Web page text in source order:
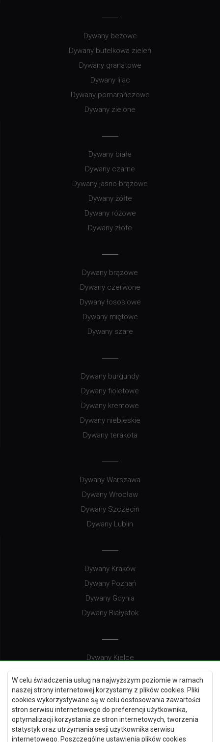
W celu świadczenia usług na najwyższym poziomie w ramach
naszej strony internetowej korzystamy z plików cookies. Pliki
cookies wykorzystywane są w celu dostosowania zawartości
stron serwisu internetowego do preferencji użytkownika,
optymalizacji korzystania ze stron internetowych, tworzenia
statystyk oraz utrzymania sesji użytkownika serwisu
internetowego. Poszczególne ustawienia plików cookies
Dywany beżowe
Dywany butelkowa zieleń
Dywany granatowe
Dywany lilac
Dywany pomarańczowe
Dywany zielone
Dywany białe
Dywany czarne
Dywany jasno-brązowe
Dywany żółte
Dywany różowe
Dywany złote
Dywany brązowe
Dywany czerwone
Dywany łososiowe
Dywany miętowe
Dywany szare
Dywany burgundy
Dywany fioletowe
Dywany kremowe
Dywany niebieskie
Dywany terakota
Dywany Warszawa
Dywany Wrocław
Dywany Szczecin
Dywany Lublin
Dywany Kraków
Dywany Poznań
Dywany Gdynia
Dywany Białystok
Dywany Kielce
Dywany Gdańsk
Dywany Toruń
Dywany Bydgoszcz